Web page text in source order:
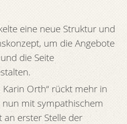
eine neue Struktur und
um die Angebote
die Seite
Karin Orth“ rückt mehr in
mit sympathischem
an erster Stelle der